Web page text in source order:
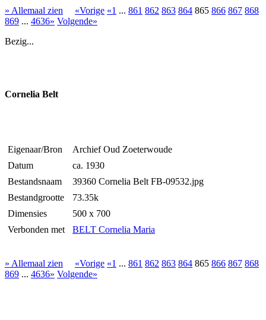
» Allemaal zien «Vorige «1 ... 861 862 863 864 865 866 867 868
869 ... 4636» Volgende»
Bezig...
Cornelia Belt
Eigenaar/Bron
Archief Oud Zoeterwoude
Datum
ca. 1930
Bestandsnaam
39360 Cornelia Belt FB-09532.jpg
Bestandgrootte
73.35k
Dimensies
500 x 700
Verbonden met
BELT Cornelia Maria
» Allemaal zien «Vorige «1 ... 861 862 863 864 865 866 867 868
869 ... 4636» Volgende»